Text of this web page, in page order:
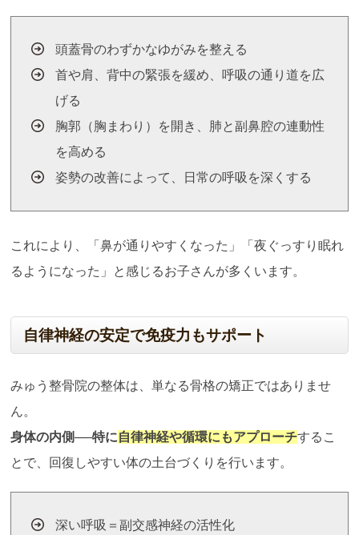
頭蓋骨のわずかなゆがみを整える
首や肩、背中の緊張を緩め、呼吸の通り道を広
げる
胸郭（胸まわり）を開き、肺と副鼻腔の連動性
を高める
姿勢の改善によって、日常の呼吸を深くする
これにより、「鼻が通りやすくなった」「夜ぐっすり眠れ
るようになった」と感じるお子さんが多くいます。
自律神経の安定で免疫力もサポート
みゅう整骨院の整体は、単なる骨格の矯正ではありませ
ん。
身体の内側──特に自律神経や循環にもアプローチするこ
とで、回復しやすい体の土台づくりを行います。
深い呼吸＝副交感神経の活性化